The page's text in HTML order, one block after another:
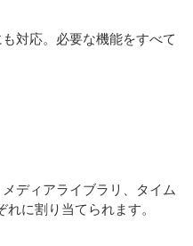
対応。必要な機能をすべて
ディアライブラリ、タイム
に割り当てられます。